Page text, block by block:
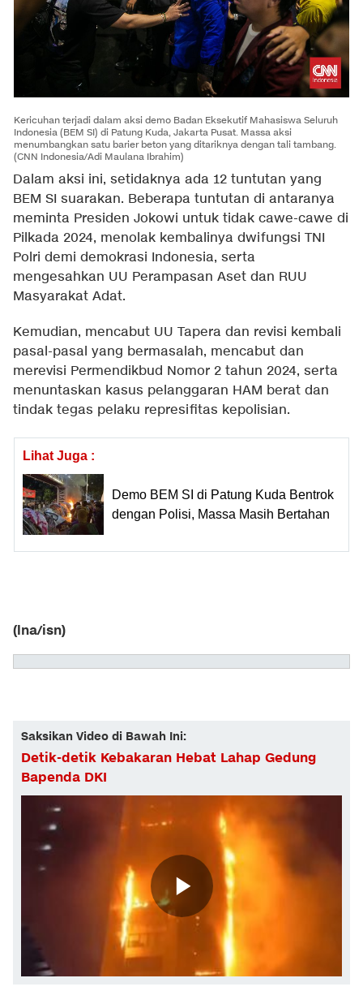
Kericuhan terjadi dalam aksi demo Badan Eksekutif Mahasiswa Seluruh
Indonesia (BEM SI) di Patung Kuda, Jakarta Pusat. Massa aksi
menumbangkan satu barier beton yang ditariknya dengan tali tambang.
(CNN Indonesia/Adi Maulana Ibrahim)
Dalam aksi ini, setidaknya ada 12 tuntutan yang
BEM SI suarakan. Beberapa tuntutan di antaranya
meminta Presiden Jokowi untuk tidak cawe-cawe di
Pilkada 2024, menolak kembalinya dwifungsi TNI
Polri demi demokrasi Indonesia, serta
mengesahkan UU Perampasan Aset dan RUU
Masyarakat Adat.
Kemudian, mencabut UU Tapera dan revisi kembali
pasal-pasal yang bermasalah, mencabut dan
merevisi Permendikbud Nomor 2 tahun 2024, serta
menuntaskan kasus pelanggaran HAM berat dan
tindak tegas pelaku represifitas kepolisian.
Lihat Juga :
Demo BEM SI di Patung Kuda Bentrok
dengan Polisi, Massa Masih Bertahan
(lna/isn)
Saksikan Video di Bawah Ini:
Detik-detik Kebakaran Hebat Lahap Gedung
Bapenda DKI